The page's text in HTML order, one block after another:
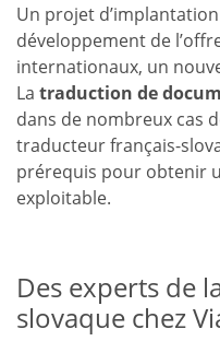
Un projet
développement de
internationaux, un
La traduction de
dans de nombreux cas
traducteur français-
prérequis pour obtenir
exploitable.
Des experts de
slovaque chez